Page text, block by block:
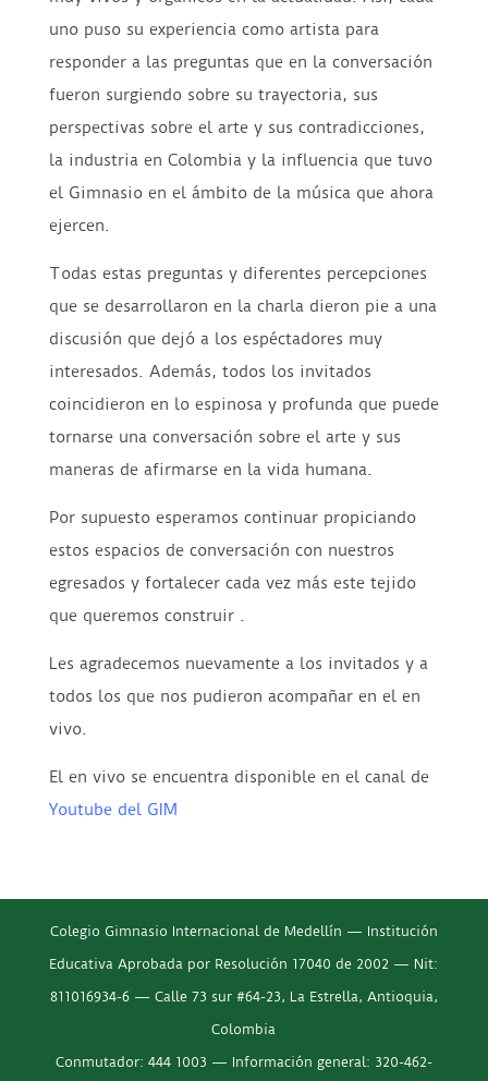
uno puso su experiencia como artista para
responder a las preguntas que en la conversación
fueron surgiendo sobre su trayectoria, sus
perspectivas sobre el arte y sus contradicciones,
la industria en Colombia y la influencia que tuvo
el Gimnasio en el ámbito de la música que ahora
ejercen.
Todas estas preguntas y diferentes percepciones
que se desarrollaron en la charla dieron pie a una
discusión que dejó a los espéctadores muy
interesados. Además, todos los invitados
coincidieron en lo espinosa y profunda que puede
tornarse una conversación sobre el arte y sus
maneras de afirmarse en la vida humana.
Por supuesto esperamos continuar propiciando
estos espacios de conversación con nuestros
egresados y fortalecer cada vez más este tejido
que queremos construir .
Les agradecemos nuevamente a los invitados y a
todos los que nos pudieron acompañar en el en
vivo.
El en vivo se encuentra disponible en el canal de
Youtube del GIM
Colegio Gimnasio Internacional de Medellín — Institución
Educativa Aprobada por Resolución 17040 de 2002 — Nit:
811016934-6 — Calle 73 sur #64-23, La Estrella, Antioquia,
Colombia
Conmutador: 444 1003 — Información general: 320-462-